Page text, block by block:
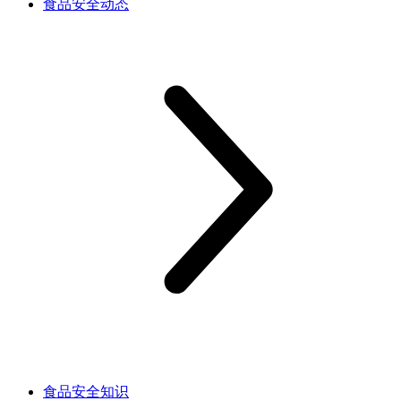
食品安全动态
食品安全知识